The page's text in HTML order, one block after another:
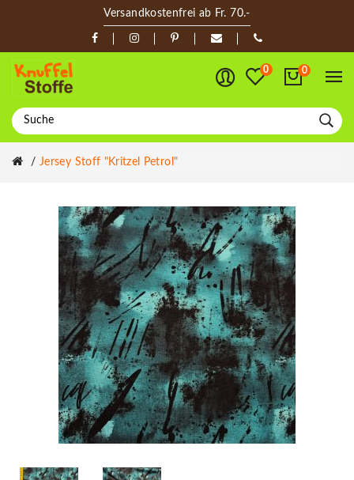
Versandkostenfrei ab Fr. 70.-
0 0
Jersey Stoff "Kritzel Petrol"